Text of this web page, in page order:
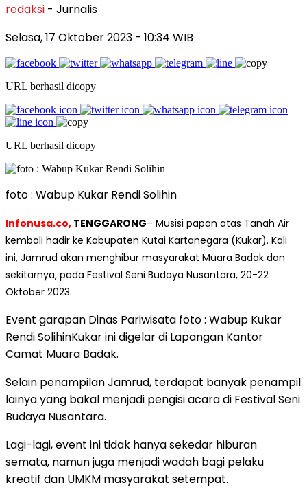
redaksi - Jurnalis
Selasa, 17 Oktober 2023 - 10:34 WIB
URL berhasil dicopy
URL berhasil dicopy
foto : Wabup Kukar Rendi Solihin
Infonusa.co, TENGGARONG– Musisi papan atas Tanah Air
kembali hadir ke Kabupaten Kutai Kartanegara (Kukar). Kali
ini, Jamrud akan menghibur masyarakat Muara Badak dan
sekitarnya, pada Festival Seni Budaya Nusantara, 20-22
Oktober 2023.
Event garapan Dinas Pariwisata foto : Wabup Kukar
Rendi SolihinKukar ini digelar di Lapangan Kantor
Camat Muara Badak.
Selain penampilan Jamrud, terdapat banyak penampil
lainya yang bakal menjadi pengisi acara di Festival Seni
Budaya Nusantara.
Lagi-lagi, event ini tidak hanya sekedar hiburan
semata, namun juga menjadi wadah bagi pelaku
kreatif dan UMKM masyarakat setempat.